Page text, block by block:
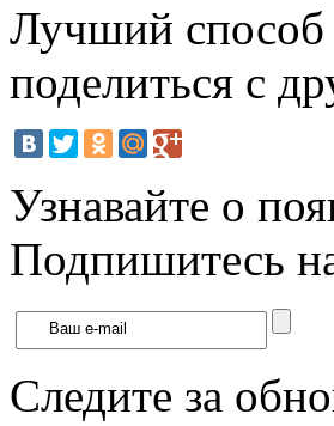
Лучший способ
поделиться с
Узнавайте о
Подпишитесь
Следите за